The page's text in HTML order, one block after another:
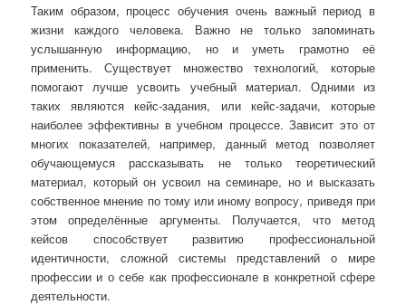
Таким образом, процесс обучения очень важный период в
жизни каждого человека. Важно не только запоминать
услышанную информацию, но и уметь грамотно её
применить. Существует множество технологий, которые
помогают лучше усвоить учебный материал. Одними из
таких являются кейс-задания, или кейс-задачи, которые
наиболее эффективны в учебном процессе. Зависит это от
многих показателей, например, данный метод позволяет
обучающемуся рассказывать не только теоретический
материал, который он усвоил на семинаре, но и высказать
собственное мнение по тому или иному вопросу, приведя при
этом определённые аргументы. Получается, что метод
кейсов способствует развитию профессиональной
идентичности, сложной системы представлений о мире
профессии и о себе как профессионале в конкретной сфере
деятельности.